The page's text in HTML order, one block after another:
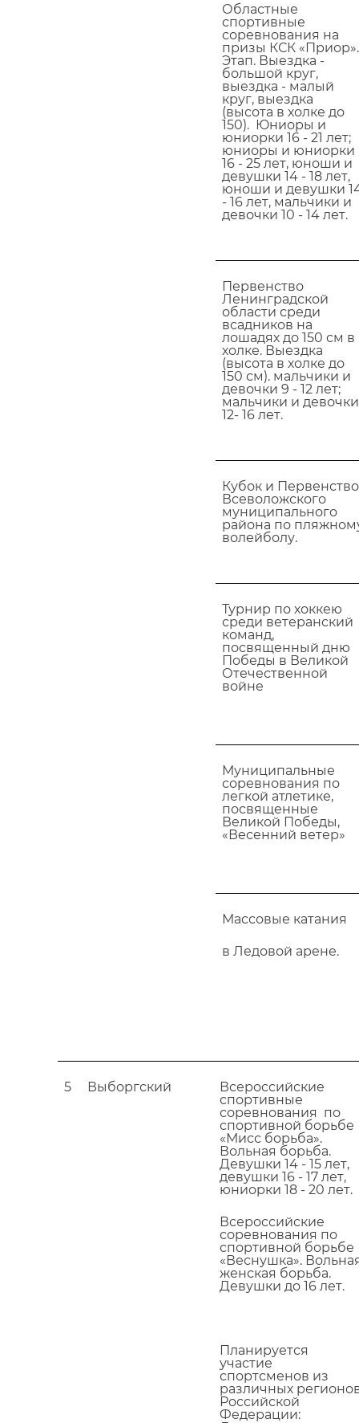
Областные
спортивные
соревнования на
призы КСК «Приор».
Этап. Выездка -
большой круг,
выездка - малый
круг, выездка
(высота в холке до
150). Юниоры и
юниорки 16 - 21 лет;
юниоры и юниорки
16 - 25 лет, юноши и
девушки 14 - 18 лет,
юноши и девушки
- 16 лет, мальчики и
девочки 10 - 14 лет.
Первенство
Ленинградской
области среди
всадников на
лошадях до 150 см в
холке. Выездка
(высота в холке до
150 см). мальчики и
девочки 9 - 12 лет;
мальчики и девочки
12- 16 лет.
Кубок и Первенство
Всеволожского
муниципального
района по
волейболу.
Турнир по хоккею
среди ветеранский
команд,
посвященный дню
Победы в Великой
Отечественной
войне
Муниципальные
соревнования по
легкой атлетике,
посвященные
Великой Победы,
«Весенний ветер»
Массовые катания
в Ледовой арене.
5 Выборгский
Всероссийские
спортивные
соревнования по
спортивной борьбе
«Мисс борьба».
Вольная борьба.
Девушки 14 - 15 лет,
девушки 16 - 17 лет,
юниорки 18 - 20 лет.
Всероссийские
соревнования по
спортивной борьбе
«Веснушка».
женская борьба.
Девушки до 16 лет.
Планируется
участие
спортсменов из
различных
Российской
Федерации: